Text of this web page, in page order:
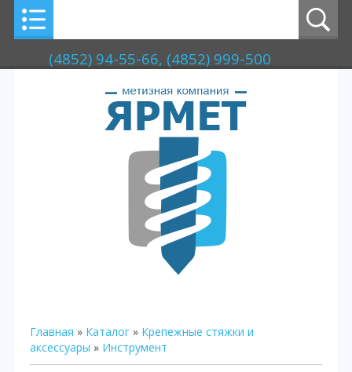
(4852) 94-55-66, (4852) 999-500
Главная » Каталог » Крепежные стяжки и
аксессуары » Инструмент